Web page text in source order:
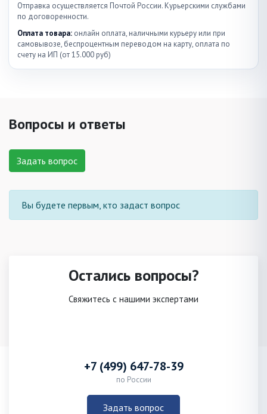
Отправка осуществляется Почтой России. Курьерскими службами
по договоренности.
Оплата товара: онлайн оплата, наличными курьеру или при
самовывозе, беспроцентным переводом на карту, оплата по
счету на ИП (от 15.000 руб)
Вопросы и ответы
Задать вопрос
Вы будете первым, кто задаст вопрос
Остались вопросы?
Свяжитесь с нашими экспертами
+7 (499) 647-78-39
по России
Задать вопрос